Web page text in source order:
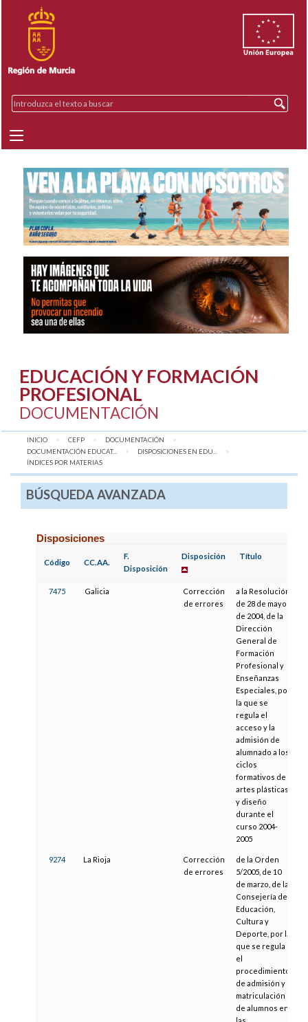
EDUCACIÓN Y FORMACIÓN
PROFESIONAL
DOCUMENTACIÓN
INICIO CEFP
DOCUMENTACIÓN
DOCUMENTACIÓN EDUCAT...
DISPOSICIONES EN EDU...
AQUÍ:
ÍNDICES POR MATERIAS
BÚSQUEDA AVANZADA
Disposiciones
Código CC.AA.
F.
Disposición
Disposición Título
7475 Galicia
Corrección
de errores
a la Resolución
de 28 de mayo
de 2004, de la
Dirección
General de
Formación
Profesional y
Enseñanzas
Especiales, por
la que se
regula el
acceso y la
admisión de
alumnado a los
ciclos
formativos de
artes plásticas
y diseño
durante el
curso 2004-
2005
9274 La Rioja
Corrección
de errores
de la Orden
5/2005, de 10
de marzo, de la
Consejería de
Educación,
Cultura y
Deporte, por la
que se regula
el
procedimiento
de admisión y
matriculación
de alumnos en